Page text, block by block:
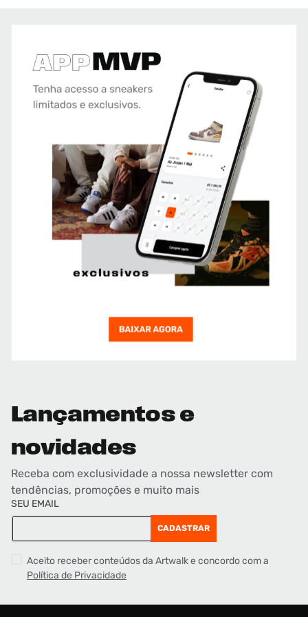
Lançamentos e
novidades
Receba com exclusividade a nossa newsletter com
tendências, promoções e muito mais
SEU EMAIL
CADASTRAR
Aceito receber conteúdos da Artwalk e concordo com a
Política de Privacidade